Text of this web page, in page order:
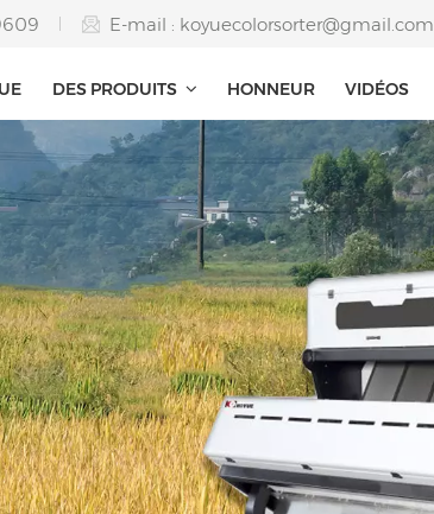
E-mail : koyuecolorsorter@gmail.com
DES PRODUITS HONNEUR VIDÉOS